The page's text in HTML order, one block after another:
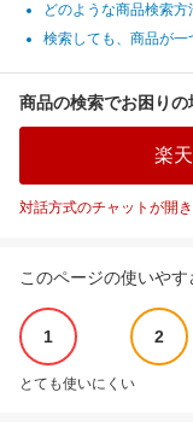
どのような商品検索方
検索しても、商品が一
商品の検索でお困り
楽
対話方式のチャットが開き
このページの使いや
1 2
とても使いにくい